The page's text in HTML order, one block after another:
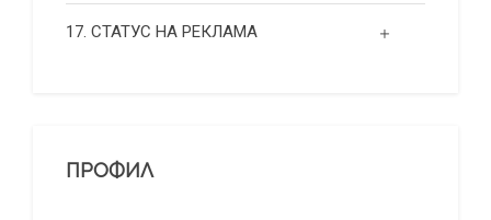
17. СТАТУС НА РЕКЛАМА
ПРОФИЛ